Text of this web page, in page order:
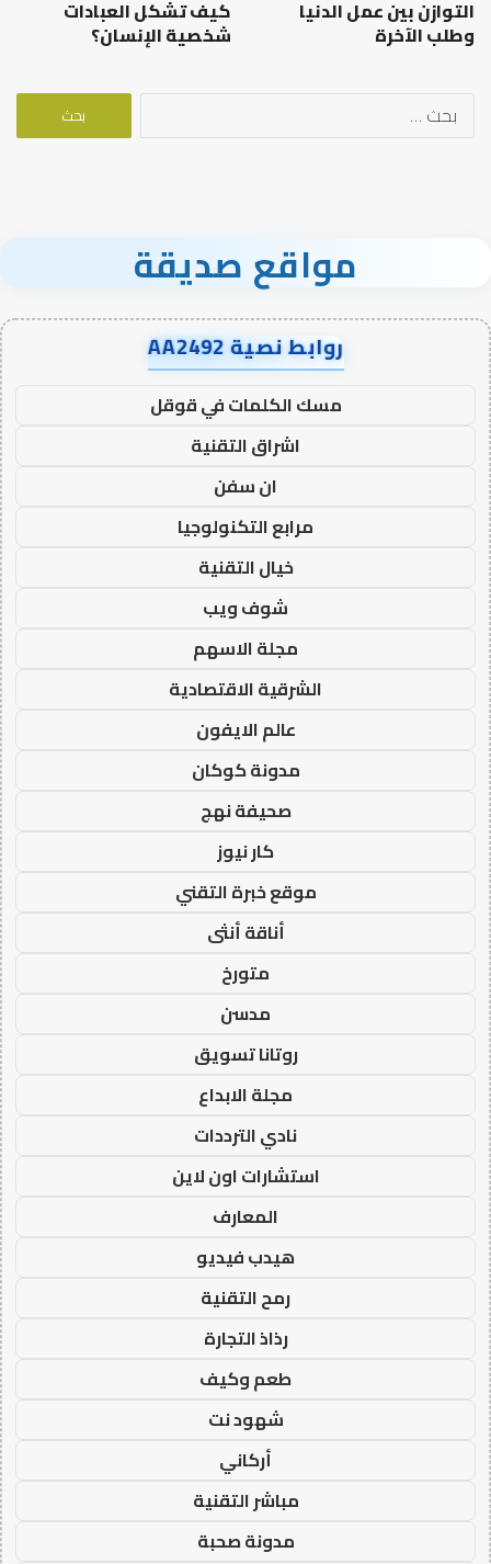
التوازن بين عمل الدنيا
وطلب الآخرة
كيف تشكل العبادات
شخصية الإنسان؟
البحث
مواقع صديقة
روابط نصية AA2492
مسك الكلمات في قوقل
اشراق التقنية
ان سفن
مرابع التكنولوجيا
خيال التقنية
شوف ويب
مجلة الاسهم
الشرقية الاقتصادية
عالم الايفون
مدونة كوكان
صحيفة نهج
كار نيوز
موقع خبرة التقني
أناقة أنثى
متورخ
مدسن
روتانا تسويق
مجلة الابداع
نادي الترددات
استشارات اون لاين
المعارف
هيدب فيديو
رمح التقنية
رذاذ التجارة
طعم وكيف
شهود نت
أركاني
مباشر التقنية
مدونة صحبة